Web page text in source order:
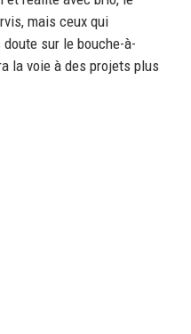
mais ceux qui
sur le bouche-à-
la voie à des projets plus